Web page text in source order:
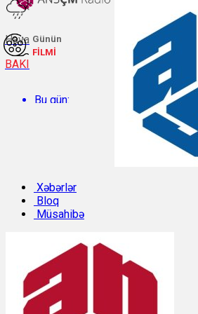
Hava
BAKI
Bu gün:
Temperatur: 27.4°C. Rütubət: 63%.
Sabah:
Günün
FİLMİ
Xəbərlər
Bloq
Müsahibə